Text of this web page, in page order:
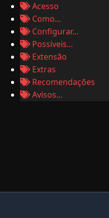
Acesso
Como...
Configurar...
Possiveis...
Extensão
Extras
Recomendações
Avisos...